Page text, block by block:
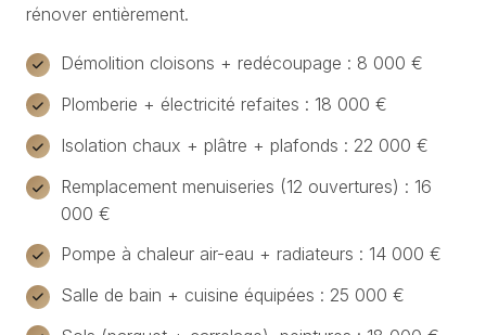
rénover entièrement.
Démolition cloisons + redécoupage : 8 000 €
Plomberie + électricité refaites : 18 000 €
Isolation chaux + plâtre + plafonds : 22 000 €
Remplacement menuiseries (12 ouvertures) : 16
000 €
Pompe à chaleur air-eau + radiateurs : 14 000 €
Salle de bain + cuisine équipées : 25 000 €